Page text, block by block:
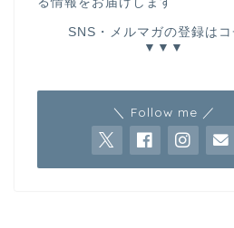
SNS・メルマガの登録はコ
▼▼▼
＼ Follow me ／